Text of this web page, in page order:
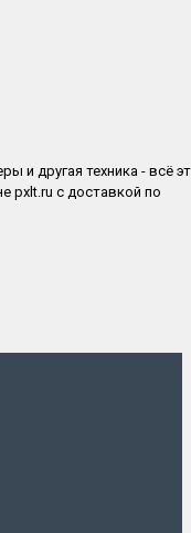
и другая техника - всё
pxlt.ru с доставкой по